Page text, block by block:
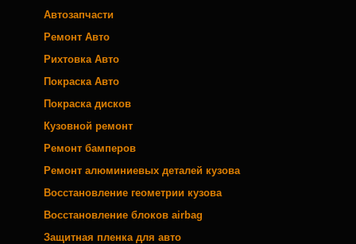
Автозапчасти
Ремонт Авто
Рихтовка Авто
Покраска Авто
Покраска дисков
Кузовной ремонт
Ремонт бамперов
Ремонт алюминиевых деталей кузова
Восстановление геометрии кузова
Восстановление блоков airbag
Защитная пленка для авто